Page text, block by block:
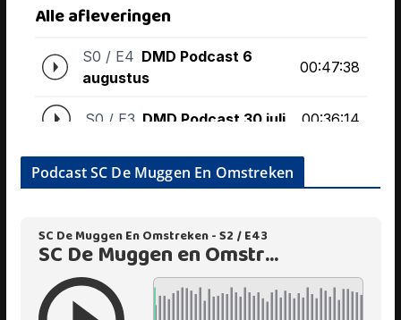
Podcast SC De Muggen En Omstreken